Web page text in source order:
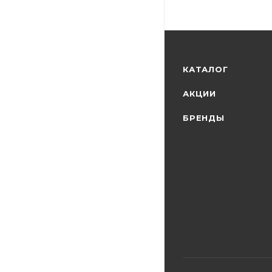
КАТАЛОГ
АКЦИИ
БРЕНДЫ